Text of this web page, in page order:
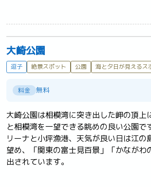
大崎公園
逗子 絶景スポット 公園 海と夕日が見えるス
料金 無料
大崎公園は相模湾に突き出した岬の頂上
と相模湾を一望できる眺めの良い公園で
リーナと小坪漁港、天気が良い日は江の
望め、「関東の富士見百景」「かながわ